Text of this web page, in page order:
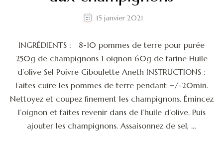
15 janvier 2021
INGRÉDIENTS : 8-10 pommes de terre pour purée
250g de champignons 1 oignon 60g de farine Huile
d’olive Sel Poivre Ciboulette Aneth INSTRUCTIONS :
Faites cuire les pommes de terre pendant +/-20min.
Nettoyez et coupez finement les champignons. Émincez
l’oignon et faites revenir dans de l’huile d’olive. Puis
ajouter les champignons. Assaisonnez de sel, …